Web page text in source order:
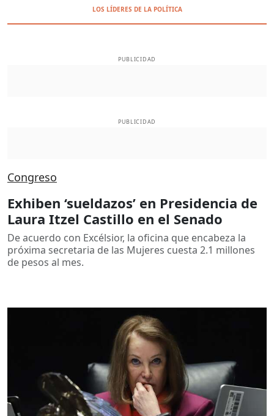
LOS LÍDERES DE LA POLÍTICA
PUBLICIDAD
PUBLICIDAD
Congreso
Exhiben ‘sueldazos’ en Presidencia de
Laura Itzel Castillo en el Senado
De acuerdo con Excélsior, la oficina que encabeza la
próxima secretaria de las Mujeres cuesta 2.1 millones
de pesos al mes.